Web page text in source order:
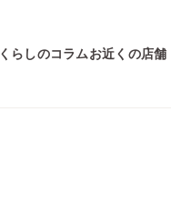
くらしのコラムお近くの店舗